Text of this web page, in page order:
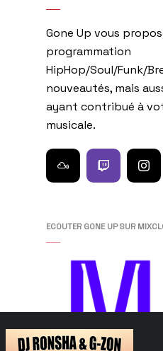
Gone Up vous
programmation
HipHop/Soul/Funk/
nouveautés, mais
ayant contribué à
musicale.
ECOUTER GONE UP SUR